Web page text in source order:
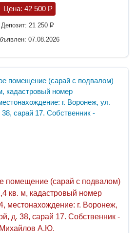
Цена: 42 500 P
Депозит: 21 250P
07.08.2026
помещение (сарай с подвалом)
кв. м, кадастровый номер
местонахождение: г. Воронеж,
д. 38, сарай 17. Собственник -
Михайлов А.Ю.